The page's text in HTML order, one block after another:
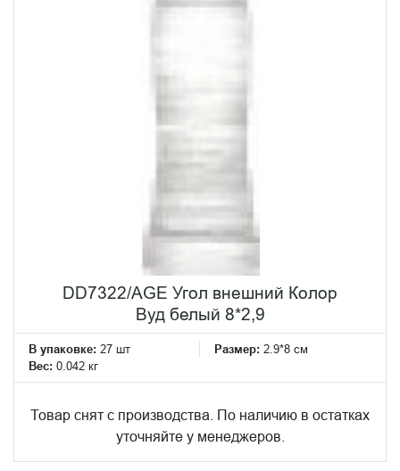
DD7322/AGE Угол внешний Колор
Вуд белый 8*2,9
В упаковке: 27 шт Размер: 2.9*8 см
Вес: 0.042 кг
Товар снят с производства. По наличию в остатках
уточняйте у менеджеров.